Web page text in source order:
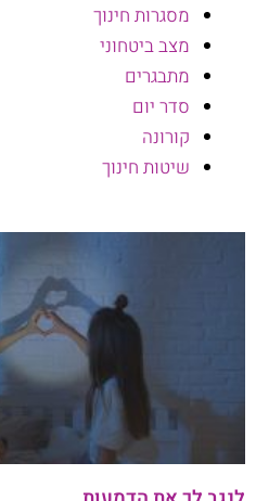
מסגרות חינוך
מצב ביטחוני
מתבגרים
סדר יום
קורונה
שיטות חינוך